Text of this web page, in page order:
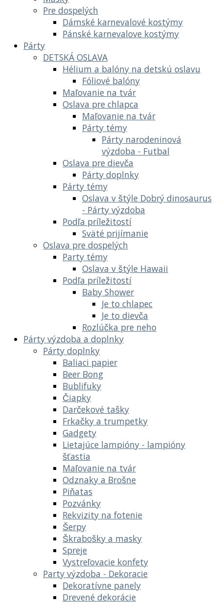
Pre dospelých
Dámské karnevalové kostýmy
Pánské karnevalove kostýmy
Párty
DETSKÁ OSLAVA
Hélium a balóny na detskú oslavu
Fóliové balóny
Maľovanie na tvár
Oslava pre chlapca
Maľovanie na tvár
Párty témy
Párty narodeninová
výzdoba - Futbal
Oslava pre dievča
Párty doplnky
Párty témy
Oslava v štýle Dobrý dinosaurus
- Párty výzdoba
Podľa príležitostí
Sväté prijímanie
Oslava pre dospelých
Party témy
Oslava v štýle Hawaii
Podľa príležitostí
Baby Shower
Je to chlapec
Je to dievča
Rozlúčka pre neho
Párty výzdoba a doplnky
Párty doplnky
Baliaci papier
Beer Bong
Bublifuky
Čiapky
Darčekové tašky
Frkačky a trumpetky
Gadgety
Lietajúce lampióny - lampióny
šťastia
Maľovanie na tvár
Odznaky a Brošne
Piňatas
Pozvánky
Rekvizity na fotenie
Šerpy
Škrabošky a masky
Spreje
Vystreľovacie konfety
Party výzdoba - Dekoracie
Dekoratívne panely
Drevené dekorácie